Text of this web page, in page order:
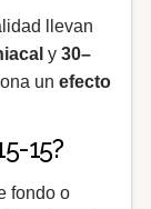
llevan
y 30–
un efecto
15?
fondo o